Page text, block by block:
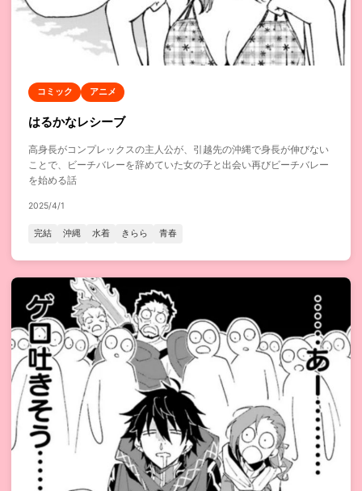
コミック アニメ
はるかなレシーブ
高身長がコンプレックスの主人公が、引越先の沖縄で身長が伸びない
ことで、ビーチバレーを辞めていた女の子と出会い再びビーチバレー
を始める話
2025/4/1
完結 沖縄 水着 きらら 青春